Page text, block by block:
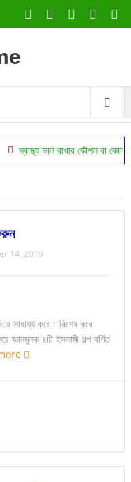
রাখার কৌশল বা কোন অঙ্গের জন্য
14, 2019
সাহায্য করে। বিশেষ করে
৪টি ইসলামী গল্প বর্ণিত